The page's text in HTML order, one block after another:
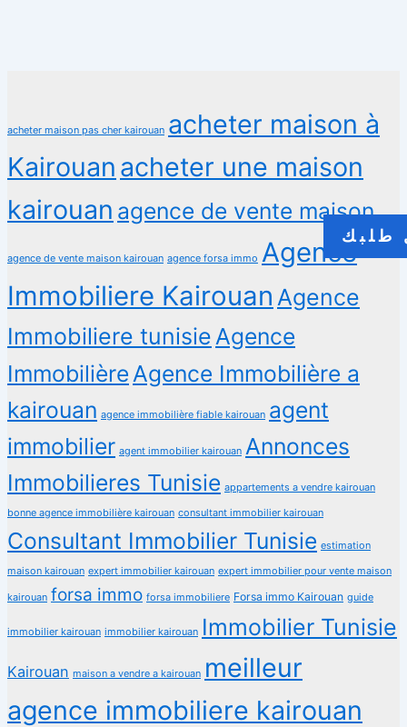
طلبك
acheter maison pas cher kairouan acheter maison à
Kairouan acheter une maison
kairouan agence de vente maison
agence de vente maison kairouan agence forsa immo Agence
Immobiliere Kairouan Agence
Immobiliere tunisie Agence
Immobilière Agence Immobilière a
kairouan agence immobilière fiable kairouan agent
immobilier agent immobilier kairouan Annonces
Immobilieres Tunisie appartements a vendre kairouan
bonne agence immobilière kairouan consultant immobilier kairouan
Consultant Immobilier Tunisie estimation
maison kairouan expert immobilier kairouan expert immobilier pour vente maison
kairouan forsa immo forsa immobiliere Forsa immo Kairouan guide
immobilier kairouan immobilier kairouan Immobilier Tunisie
Kairouan maison a vendre a kairouan meilleur
agence immobiliere kairouan